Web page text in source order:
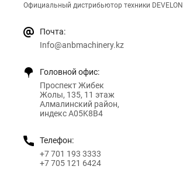
Официальный дистрибьютор техники DEVELON
Почта:
Info@anbmachinery.kz
Головной офис:
Проспект Жибек
Жолы, 135, 11 этаж
Алмалинский район,
индекс A05K8B4
Телефон:
+7 701 193 3333
+7 705 121 6424